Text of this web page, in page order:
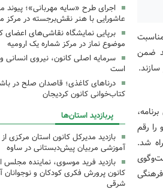
ضمن
رقم
شد.
اجرای طرح «سایه مهربانی»؛ پیوند
عاشورایی با هنر نقش‌برجسته در مرکز
برپایی نمایشگاه نقاشی‌های اعضای
موضوع نماز در مرکز شماره یک ارومیه
سرمایه اصلی کانون، نیروی انسانی
است
درناهای کاغذی؛ قاصدان صلح در
کتاب‌خوانی کانون کردیجان
پربازدید استان‌ها
بازدید مدیرکل کانون استان مرکزی از
آموزشی مربیان پیش‌دبستانی در ساوه
بازدید فرید موسوی، نماینده مجلس
کانون پرورش فکری کودکان و نوجوانان
شرقی